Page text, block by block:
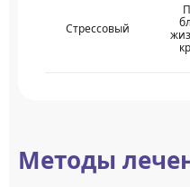
Стрессовый
Методы